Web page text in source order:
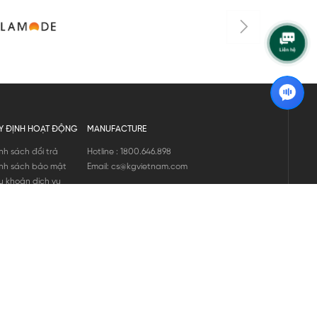
ĐỊNH HOẠT ĐỘNG
sách đổi trả
sách bảo mật
khoản dịch vụ
MANUFACTURE
Hotline : 1800.646.898
Email: cs@kgvietnam.com